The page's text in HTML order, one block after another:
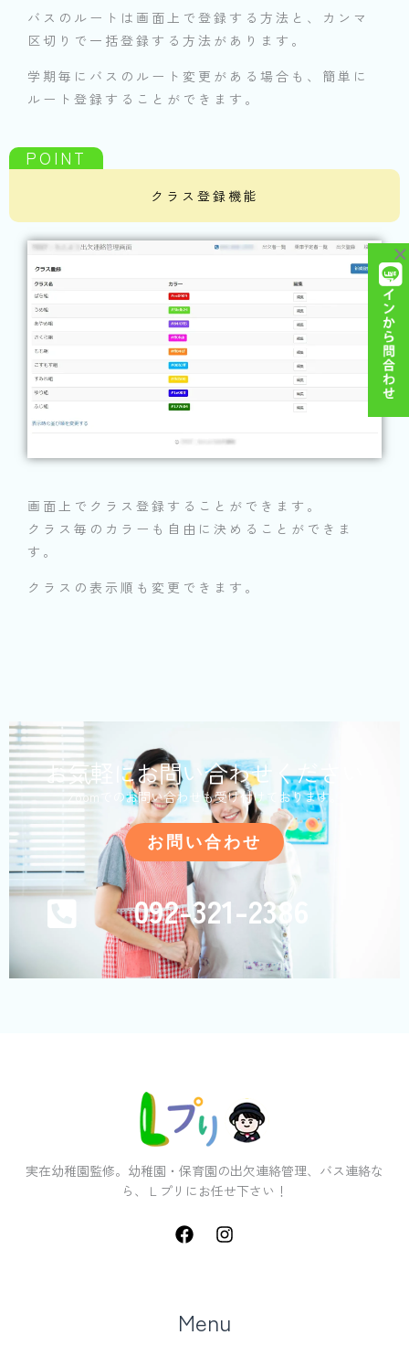
バスのルートは画面上で登録する方法と、カンマ
区切りで一括登録する方法があります。
学期毎にバスのルート変更がある場合も、簡単に
ルート登録することができます。
クラス登録機能
画面上でクラス登録することができます。
クラス毎のカラーも自由に決めることができま
す。
クラスの表示順も変更できます。
お気軽にお問い合わせください
Zoomでのお問い合わせも受け付けております。
お問い合わせ
092-321-2386
実在幼稚園監修。幼稚園・保育園の出欠連絡管理、バス連絡な
ら、Ｌプリにお任せ下さい！
Menu